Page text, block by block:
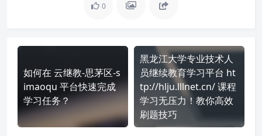
0
如何在 云继教-思茅区-s
imaoqu 平台快速完成
学习任务？
黑龙江大学专业技术人
员继续教育学习平台 ht
tp://hlju.lllnet.cn/ 课程
学习无压力！教你高效
刷题技巧